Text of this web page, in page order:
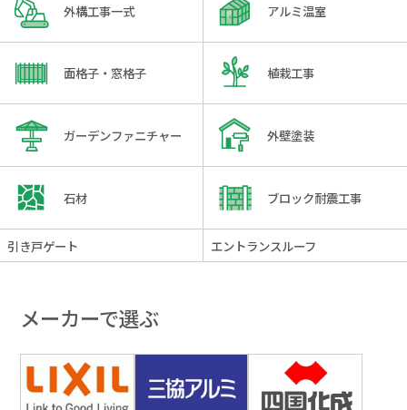
外構工事一式 アルミ温室
面格子・窓格子 植栽工事
ガーデンファニチャー 外壁塗装
石材 ブロック耐震工事
引き戸ゲート エントランスルーフ
メーカーで選ぶ